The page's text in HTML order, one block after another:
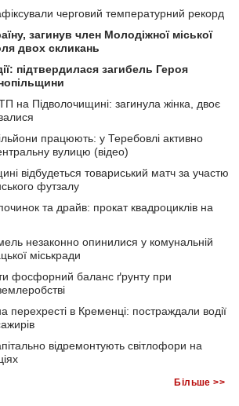
черговий температурний рекорд
загинув член Молодіжної міської
двох скликань
підтвердилася загибель Героя
на Підволочищині: загинула жінка, двоє
працюють: у Теребовлі активно
вулицю (відео)
відбудеться товариський матч за участю
футзалу
та драйв: прокат квадроциклів на
незаконно опинилися у комунальній
міськради
фосфорний баланс ґрунту при
перехресті в Кременці: постраждали водії
відремонтують світлофори на
Більше >>